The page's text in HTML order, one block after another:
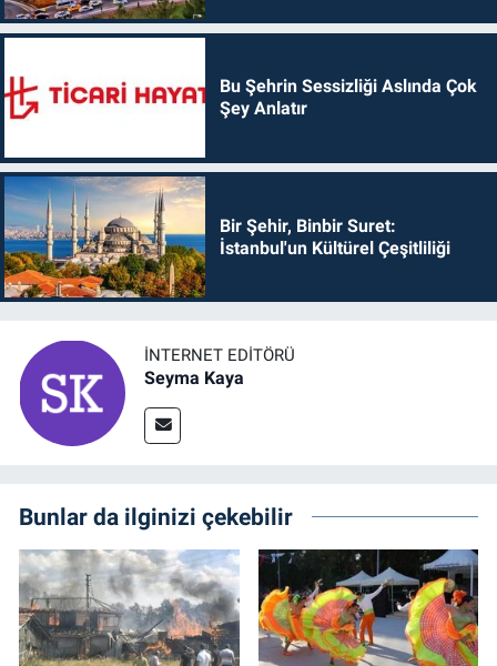
Bu Şehrin Sessizliği Aslında Çok
Şey Anlatır
Bir Şehir, Binbir Suret:
İstanbul'un Kültürel Çeşitliliği
İNTERNET EDITÖRÜ
Seyma Kaya
Bunlar da ilginizi çekebilir